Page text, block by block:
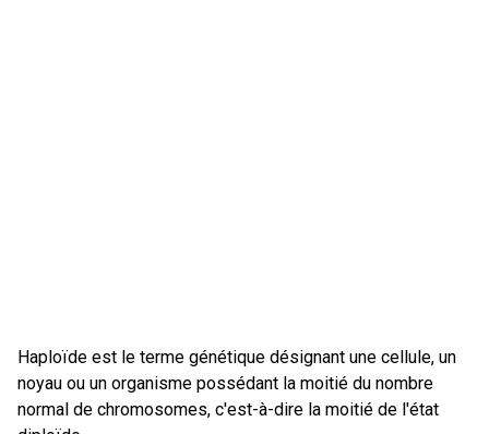
Haploïde est le terme génétique désignant une cellule, un
noyau ou un organisme possédant la moitié du nombre
normal de chromosomes, c'est-à-dire la moitié de l'état